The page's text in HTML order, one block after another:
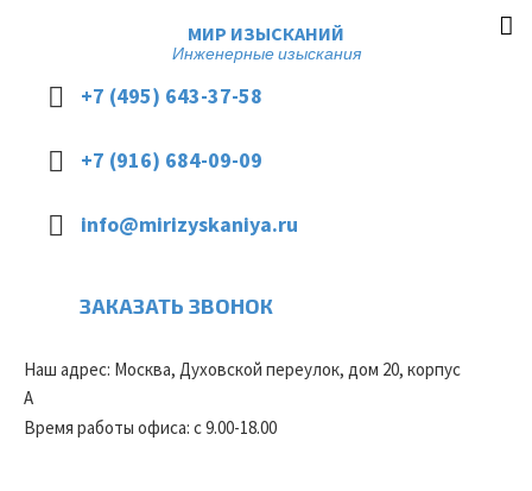
МИР ИЗЫСКАНИЙ
Инженерные изыскания
+7 (495) 643-37-58
+7 (916) 684-09-09
info@mirizyskaniya.ru
ЗАКАЗАТЬ ЗВОНОК
Наш адрес: Москва, Духовской переулок, дом 20, корпус
А
Время работы офиса: с 9.00-18.00